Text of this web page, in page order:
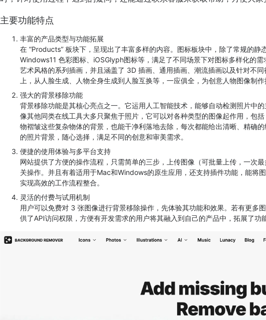
主要功能特点
丰富的产品类型与功能拓展
在 “Products” 板块下，呈现出了丰富多样的内容。图标板块中，除了常规的
Windows11 色彩图标、iOSGlyph图标等，满足了不同场景下对图标多样化的
艺术风格的系列插画，并且涵盖了 3D 插画、通用插画、潮流插画以及针对不
上，从人脸生成、人物全身生成到人脸互换等，一应俱全，为创意人物图像制作
强大的背景移除功能
背景移除功能是其核心亮点之一。它运用人工智能技术，能够自动检测照片中
像其他同类在线工具大多只聚焦于照片，它可以对各种类型的图像起作用，包
物褶皱这些复杂物体的背景，也能干净利落地去除，每次都能给出清晰、精确
的照片背景，随心选择，满足不同的创意和审美需求。
便捷的使用体验与多平台支持
网站提供了方便的操作流程，只需简单的三步，上传图像（可批量上传，一次
关操作。并且有着适用于Mac和Windows的原生应用，还支持插件功能，能将
实现高效的工作流程整合。
灵活的付费与试用机制
用户可以免费对 3 张图像进行背景移除操作，先体验其功能和效果。若有更
供了API访问权限，方便有开发需求的用户将其融入到自己的产品中，拓展了功